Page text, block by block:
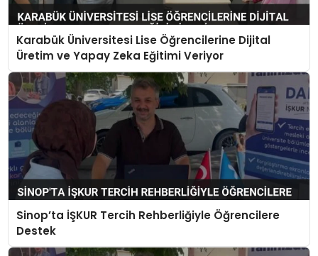
Karabük Üniversitesi Lise Öğrencilerine Dijital
Üretim ve Yapay Zeka Eğitimi Veriyor
Sinop’ta İŞKUR Tercih Rehberliğiyle Öğrencilere
Destek